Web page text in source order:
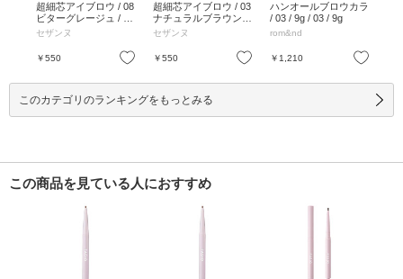
お気に入り
超細芯アイブロウ / 08
ビターグレージュ / 0.
02g / 08 ビターグレー
セザンヌ
￥550 お気に入り
超細芯アイブロウ / 03
ナチュラルブラウン /
0.02g / 03ナチュラル
セザンヌ
￥550 お気に入り
ハンオールブロウカラ
/ 03 / 9g / 03 / 9g
rom&nd
￥1,210
このカテゴリのランキングをもっとみる
この商品を見ている人におすすめ